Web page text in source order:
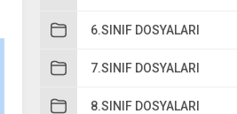
6.SINIF DOSYALARI
7.SINIF DOSYALARI
8.SINIF DOSYALARI